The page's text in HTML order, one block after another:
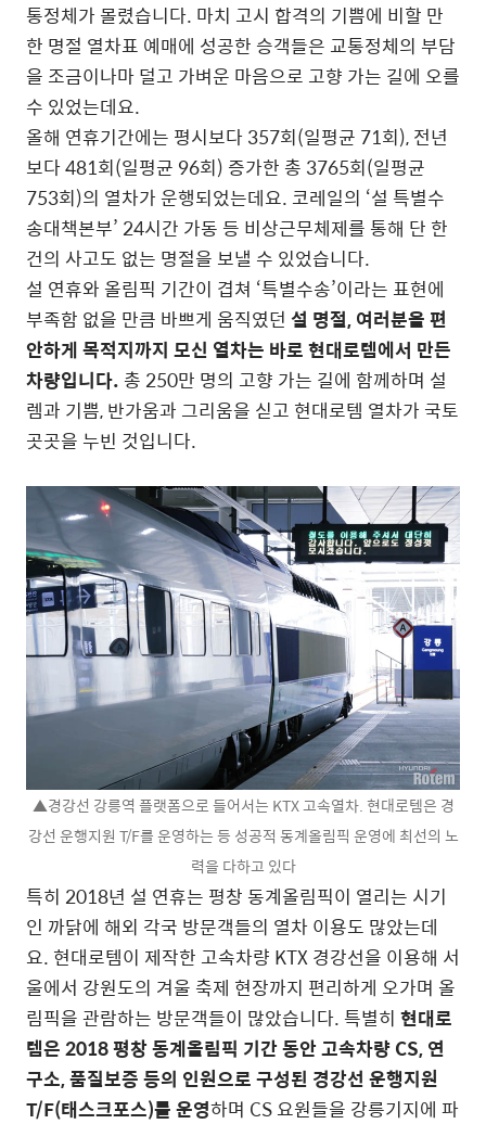
통정체가 몰렸습니다. 마치 고시 합격의 기쁨에 비할 만
한 명절 열차표 예매에 성공한 승객들은 교통정체의 부담
을 조금이나마 덜고 가벼운 마음으로 고향 가는 길에 오를
수 있었는데요.
올해 연휴기간에는 평시보다 357회(일평균 71회), 전년
보다 481회(일평균 96회) 증가한 총 3765회(일평균
753회)의 열차가 운행되었는데요. 코레일의 ‘설 특별수
송대책본부’ 24시간 가동 등 비상근무체제를 통해 단 한
건의 사고도 없는 명절을 보낼 수 있었습니다.
설 연휴와 올림픽 기간이 겹쳐 ‘특별수송’이라는 표현에
부족함 없을 만큼 바쁘게 움직였던 설 명절, 여러분을 편
안하게 목적지까지 모신 열차는 바로 현대로템에서 만든
차량입니다. 총 250만 명의 고향 가는 길에 함께하며 설
렘과 기쁨, 반가움과 그리움을 싣고 현대로템 열차가 국토
곳곳을 누빈 것입니다.
▲경강선 강릉역 플랫폼으로 들어서는 KTX 고속열차. 현대로템은 경
강선 운행지원 T/F를 운영하는 등 성공적 동계올림픽 운영에 최선의 노
력을 다하고 있다
특히 2018년 설 연휴는 평창 동계올림픽이 열리는 시기
인 까닭에 해외 각국 방문객들의 열차 이용도 많았는데
요. 현대로템이 제작한 고속차량 KTX 경강선을 이용해 서
울에서 강원도의 겨울 축제 현장까지 편리하게 오가며 올
림픽을 관람하는 방문객들이 많았습니다. 특별히 현대로
템은 2018 평창 동계올림픽 기간 동안 고속차량 CS, 연
구소, 품질보증 등의 인원으로 구성된 경강선 운행지원
T/F(태스크포스)를 운영하며 CS 요원들을 강릉기지에 파